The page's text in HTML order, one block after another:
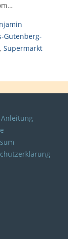
Gutenberg-
, Supermarkt